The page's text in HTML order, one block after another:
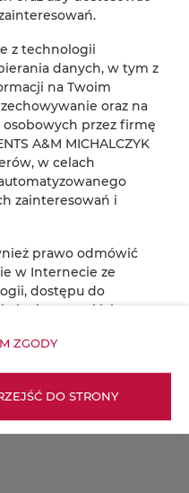
072 Kraków
799499109
prywatności
z technologii
danych, w tym z
na Twoim
oraz na
przez firmę
A&M MICHALCZYK
w celach
zainteresowań i
prawo odmówić
w Internecie ze
dostępu do
końcowym i ich
KRAKÓW
reklam do Twoich
W tym celu
ZGODY
DO STRONY